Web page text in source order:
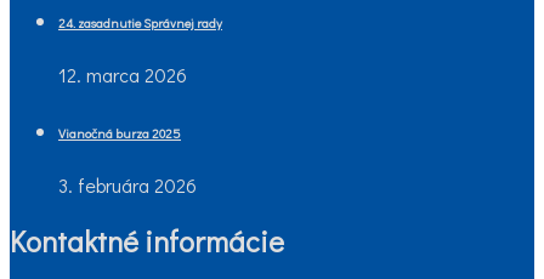
24. zasadnutie Správnej rady
12. marca 2026
Vianočná burza 2025
3. februára 2026
Kontaktné informácie